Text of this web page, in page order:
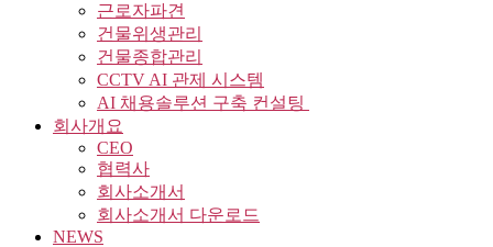
근로자파견
건물위생관리
건물종합관리
CCTV AI 관제 시스템
AI 채용솔루션 구축 컨설팅 ​
회사개요
CEO
협력사
회사소개서
회사소개서 다운로드
NEWS